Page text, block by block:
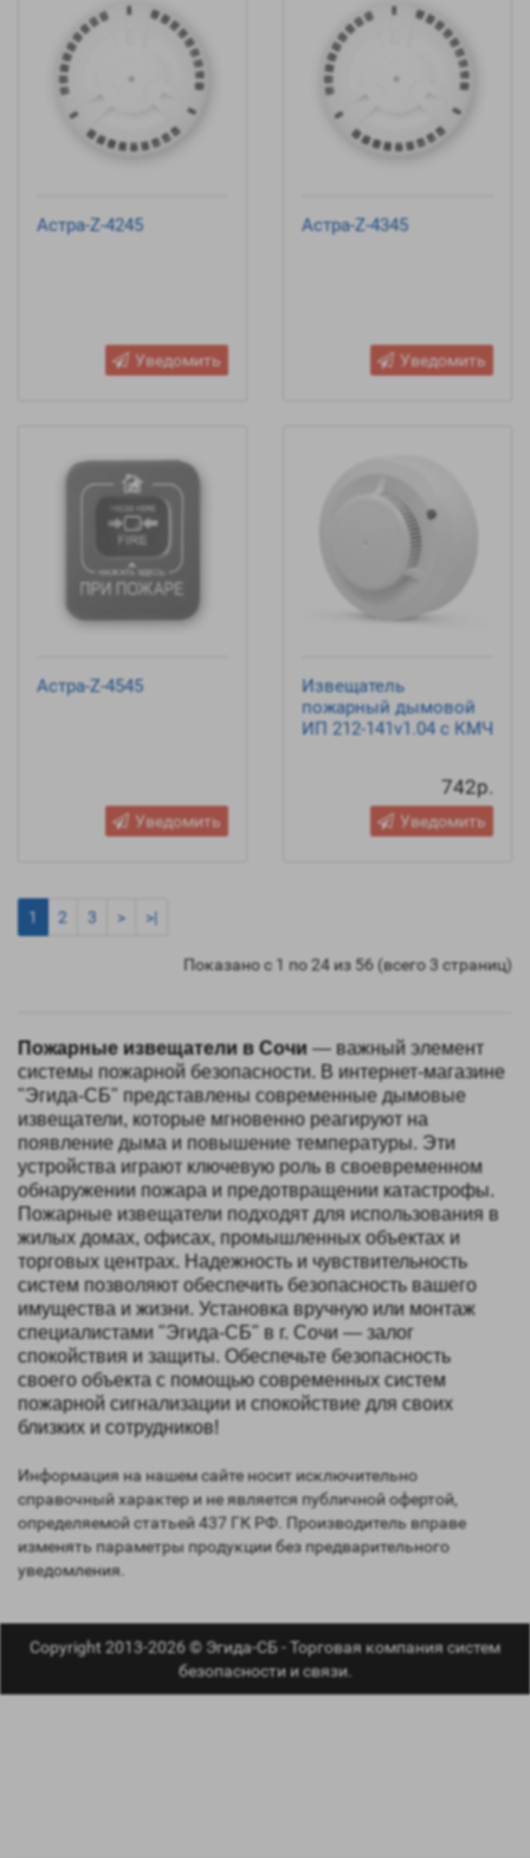
Астра-Z-4245
Уведомить
Астра-Z-4345
Уведомить
Астра-Z-4545
Уведомить
Извещатель
пожарный дымовой
ИП 212-141v1.04 с КМЧ
742р.
Уведомить
1 2 3 > >|
Показано с 1 по 24 из 56 (всего 3 страниц)
Пожарные извещатели в Сочи — важный элемент
системы пожарной безопасности. В интернет-магазине
"Эгида-СБ" представлены современные дымовые
извещатели, которые мгновенно реагируют на
появление дыма и повышение температуры. Эти
устройства играют ключевую роль в своевременном
обнаружении пожара и предотвращении катастрофы.
Пожарные извещатели подходят для использования в
жилых домах, офисах, промышленных объектах и
торговых центрах. Надежность и чувствительность
систем позволяют обеспечить безопасность вашего
имущества и жизни. Установка вручную или монтаж
специалистами "Эгида-СБ" в г. Сочи — залог
спокойствия и защиты. Обеспечьте безопасность
своего объекта с помощью современных систем
пожарной сигнализации и спокойствие для своих
близких и сотрудников!
Информация на нашем сайте носит исключительно
справочный характер и не является публичной офертой,
определяемой статьей 437 ГК РФ. Производитель вправе
изменять параметры продукции без предварительного
уведомления.
Copyright 2013-2026 © Эгида-СБ - Торговая компания систем
безопасности и связи.